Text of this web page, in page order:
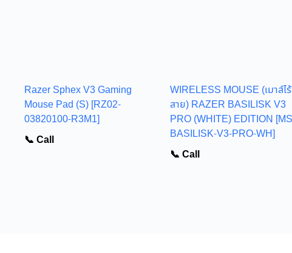
Razer Sphex V3 Gaming
Mouse Pad (S) [RZ02-
03820100-R3M1]
📞 Call
WIRELESS MOUSE (เมาส์ไร้
สาย) RAZER BASILISK V3
PRO (WHITE) EDITION
BASILISK-V3-PRO-WH]
📞 Call